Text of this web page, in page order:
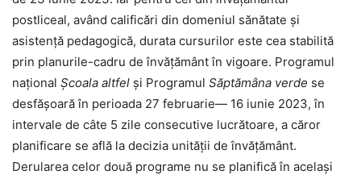
postliceal, având calificări din domeniul sănătate și
asistență pedagogică, durata cursurilor este cea stabilită
prin planurile-cadru de învățământ în vigoare. Programul
național Școala altfel și Programul Săptămâna verde se
desfășoară în perioada 27 februarie— 16 iunie 2023, în
intervale de câte 5 zile consecutive lucrătoare, a căror
planificare se află la decizia unității de învățământ.
Derularea celor două programe nu se planifică în același